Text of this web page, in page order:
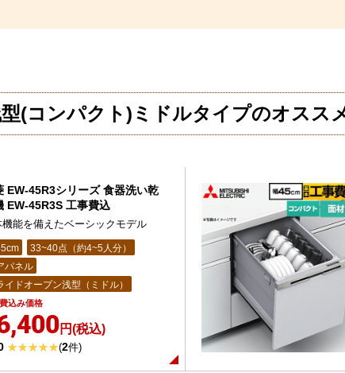
(コンパクト)ミドルタイプのオスス
EW-45R3シリーズ 食器洗い乾
EW-45R3S 工事費込
機能を備えたベーシックモデル
33~40点（約4~5人分）
パネル
イドオープン浅型（ミドル）
込み価格
円(税込)
(2件)